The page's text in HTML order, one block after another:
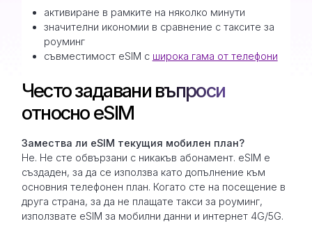
активиране в рамките на няколко минути
значителни икономии в сравнение с таксите за
роуминг
съвместимост eSIM с широка гама от телефони
Често задавани въпроси
относно eSIM
Замествa ли eSIM текущия мобилен план?
Не. Не сте обвързани с никакъв абонамент. eSIM е
създаден, за да се използва като допълнение към
основния телефонен план. Когато сте на посещение в
друга страна, за да не плащате такси за роуминг,
използвате eSIM за мобилни данни и интернет 4G/5G.